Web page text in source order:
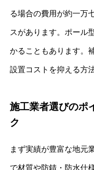
る場合の費用が約一万
スがあります。ポール
かることもあります。
設置コストを抑える方
施工業者選びのポ
ク
まず実績が豊富な地元
で材質や防錆・防水仕